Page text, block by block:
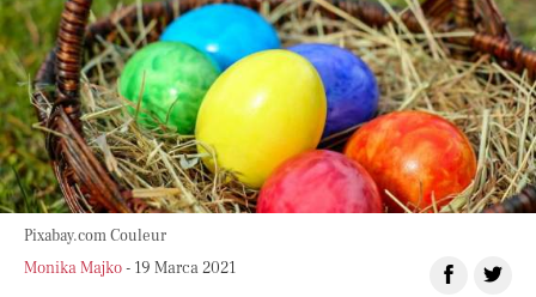
Pixabay.com Couleur
Monika Majko- 19 Marca 2021